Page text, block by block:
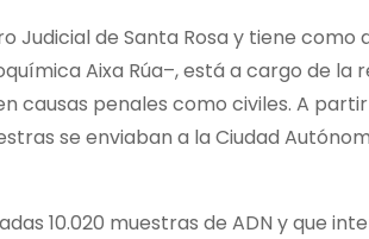
Judicial de Santa Rosa y tiene
Aixa Rúa–, está a cargo de la
causas penales como civiles. A
se enviaban a la Ciudad
10.020 muestras de ADN y que